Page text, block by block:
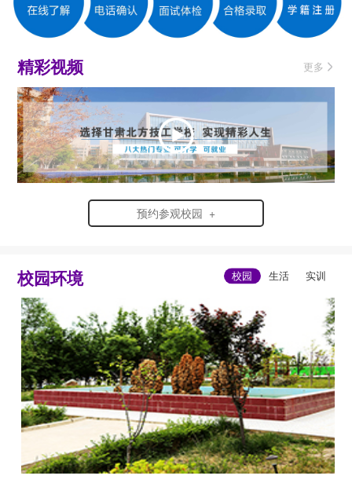
精彩视频 更多
预约参观校园 +
校园环境